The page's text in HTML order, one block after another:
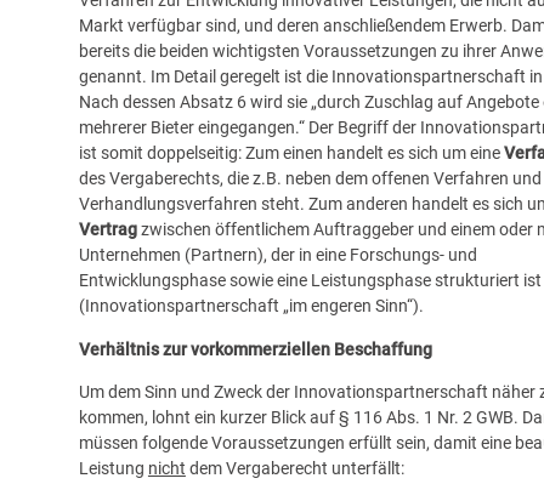
Markt verfügbar sind, und deren anschließendem Erwerb.
bereits die beiden wichtigsten Voraussetzungen zu ihrer
genannt. Im Detail geregelt ist die Innovationspartnerschaft in
Nach dessen Absatz 6 wird sie „durch Zuschlag auf Angebote
mehrerer Bieter eingegangen.“ Der Begriff der
ist somit doppelseitig: Zum einen handelt es sich um eine
des Vergaberechts, die z.B. neben dem offenen Verfahren
Verhandlungsverfahren steht. Zum anderen handelt es sich
Vertragzwischen öffentlichem Auftraggeber und einem oder
Unternehmen (Partnern), der in eine Forschungs- und
Entwicklungsphase sowie eine Leistungsphase strukturiert ist
(Innovationspartnerschaft „im engeren Sinn“).
Verhältnis zur vorkommerziellen Beschaffung
Um dem Sinn und Zweck der Innovationspartnerschaft näher
kommen, lohnt ein kurzer Blick auf § 116 Abs. 1 Nr. 2 GWB.
müssen folgende Voraussetzungen erfüllt sein, damit eine
Leistung nicht dem Vergaberecht unterfällt: